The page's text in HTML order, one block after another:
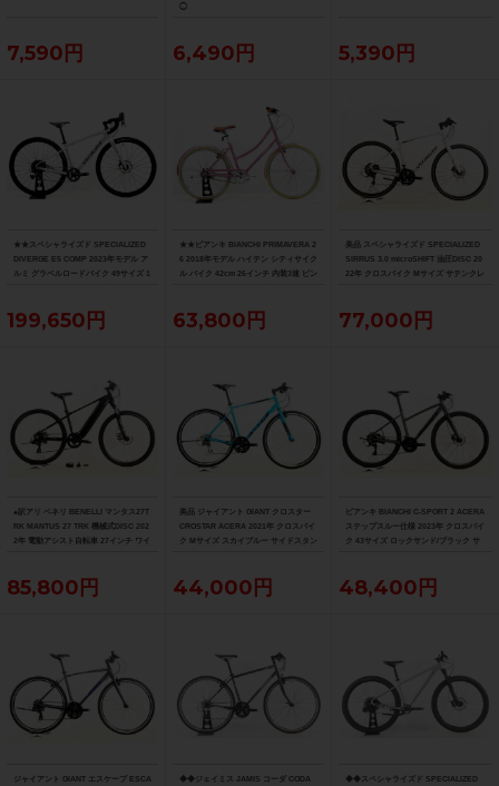
7,590円
◯
6,490円 5,390円
★★スペシャライズド SPECIALIZED
DIVERGE E5 COMP 2023年モデル ア
ルミ グラベルロードバイク 49サイズ 1
199,650円
★★ビアンキ BIANCHI PRIMAVERA 2
6 2018年モデル ハイテン シティサイク
ル バイク 42cm 26インチ 内装3速 ピン
63,800円
美品 スペシャライズド SPECIALIZED
SIRRUS 3.0 microSHIFT 油圧DISC 20
22年 クロスバイク Mサイズ サテンクレ
77,000円
●訳アリ ベネリ BENELLI マンタス27T
RK MANTUS 27 TRK 機械式DISC 202
2年 電動アシスト自転車 27インチ ワイ
85,800円
美品 ジャイアント GIANT クロスター
CROSTAR ACERA 2021年 クロスバイ
ク Mサイズ スカイブルー サイドスタン
44,000円
ビアンキ BIANCHI C-SPORT 2 ACERA
ステップスルー仕様 2023年 クロスバイ
ク 43サイズ ロックサンド/ブラック サ
48,400円
ジャイアント GIANT エスケープ ESCA
◆◆ジェイミス JAMIS コーダ CODA
◆◆スペシャライズド SPECIALIZED